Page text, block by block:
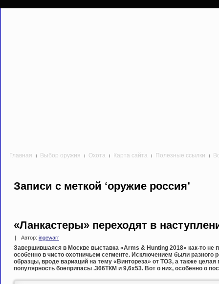
Главная Выбор оружия Охота Карта сайта Полезные ссылки
Записи с меткой ‘оружие россия’
«Ланкастеры» переходят в
Автор: ingewarr
Завершившаяся в Москве выставка «Arms & Hunting 2018» как-то не
особенно в чисто охотничьем сегменте. Исключением были разного
образцы, вроде вариаций на тему «Винтореза» от ТОЗ, а также
популярность боеприпасы .366ТКМ и 9,6х53. Вот о них, особенно о